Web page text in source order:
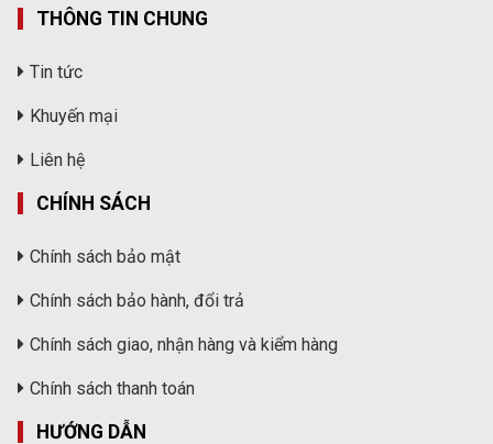
THÔNG TIN CHUNG
Tin tức
Khuyến mại
Liên hệ
CHÍNH SÁCH
Chính sách bảo mật
Chính sách bảo hành, đổi trả
Chính sách giao, nhận hàng và kiểm hàng
Chính sách thanh toán
HƯỚNG DẪN